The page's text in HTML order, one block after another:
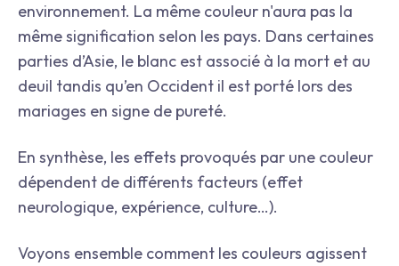
environnement. La même couleur n'aura pas la
même signification selon les pays. Dans certaines
parties d’Asie, le blanc est associé à la mort et au
deuil tandis qu’en Occident il est porté lors des
mariages en signe de pureté.
En synthèse, les effets provoqués par une couleur
dépendent de différents facteurs (effet
neurologique, expérience, culture…).
Voyons ensemble comment les couleurs agissent